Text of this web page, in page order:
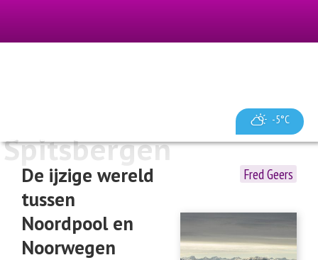
Spitsbergen
Spitsbergen -5°C
Fred Geers
De ijzige wereld
tussen
Noordpool en
Noorwegen